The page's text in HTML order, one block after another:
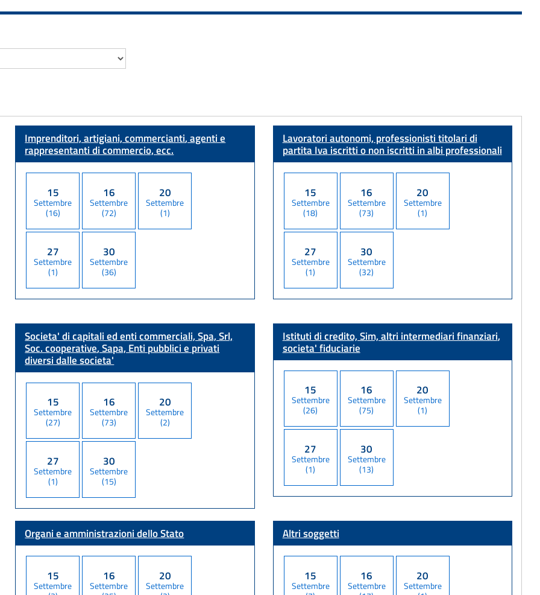
Imprenditori, artigiani, commercianti, agenti e
rappresentanti di commercio, ecc.
15
Settembre
(16)
16
Settembre
(72)
20
Settembre
(1)
27
Settembre
(1)
30
Settembre
(36)
Lavoratori autonomi, professionisti titolari di
partita Ivaiscritti o non iscritti in albi professionali
15
Settembre
(18)
16
Settembre
(73)
20
Settembre
(1)
27
Settembre
(1)
30
Settembre
(32)
Societa' di capitali ed enti commerciali, Spa, Srl,
Soc. cooperative, Sapa, Enti pubblici e privati
diversi dalle societa'
15
Settembre
(27)
16
Settembre
(73)
20
Settembre
(2)
27
Settembre
(1)
30
Settembre
(15)
Istituti di credito, Sim, altri intermediari finanziari,
societa' fiduciarie
15
Settembre
(26)
16
Settembre
(75)
20
Settembre
(1)
27
Settembre
(1)
30
Settembre
(13)
Organi e amministrazioni dello Stato
15
Settembre
16
Settembre
20
Settembre
Altri soggetti
15
Settembre
16
Settembre
20
Settembre